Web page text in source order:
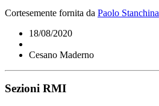
Cortesemente fornita da Paolo Stanchina
18/08/2020
Cesano Maderno
Sezioni RMI